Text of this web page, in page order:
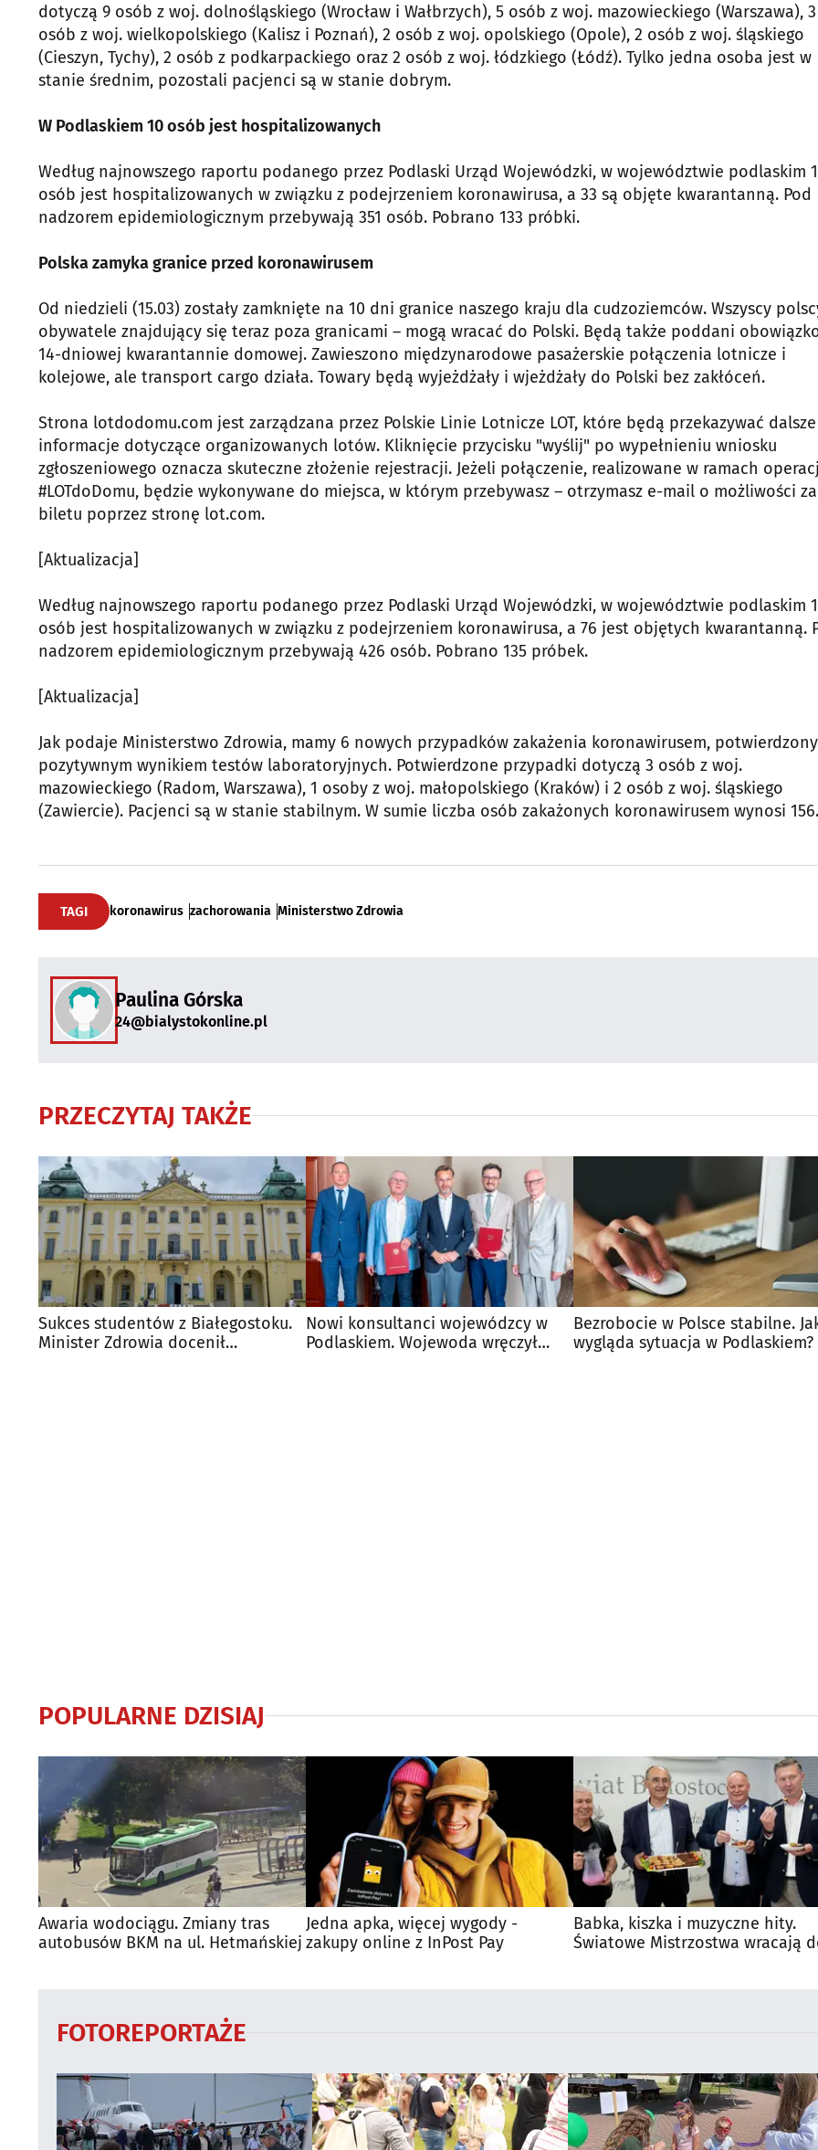
dotyczą 9 osób z woj. dolnośląskiego (Wrocław i Wałbrzych), 5 osób z woj. mazowieckiego (Warszawa), 3
osób z woj. wielkopolskiego (Kalisz i Poznań), 2 osób z woj. opolskiego (Opole), 2 osób z woj. śląskiego
(Cieszyn, Tychy), 2 osób z podkarpackiego oraz 2 osób z woj. łódzkiego (Łódź). Tylko jedna osoba jest w
stanie średnim, pozostali pacjenci są w stanie dobrym.
W Podlaskiem 10 osób jest hospitalizowanych
Według najnowszego raportu podanego przez Podlaski Urząd Wojewódzki, w województwie podlaskim
osób jest hospitalizowanych w związku z podejrzeniem koronawirusa, a 33 są objęte kwarantanną. Pod
nadzorem epidemiologicznym przebywają 351 osób. Pobrano 133 próbki.
Polska zamyka granice przed koronawirusem
Od niedzieli (15.03) zostały zamknięte na 10 dni granice naszego kraju dla cudzoziemców. Wszyscy
obywatele znajdujący się teraz poza granicami – mogą wracać do Polski. Będą także poddani
14-dniowej kwarantannie domowej. Zawieszono międzynarodowe pasażerskie połączenia lotnicze i
kolejowe, ale transport cargo działa. Towary będą wyjeżdżały i wjeżdżały do Polski bez zakłóceń.
Strona lotdodomu.com jest zarządzana przez Polskie Linie Lotnicze LOT, które będą przekazywać dalsze
informacje dotyczące organizowanych lotów. Kliknięcie przycisku "wyślij" po wypełnieniu wniosku
zgłoszeniowego oznacza skuteczne złożenie rejestracji. Jeżeli połączenie, realizowane w ramach
#LOTdoDomu, będzie wykonywane do miejsca, w którym przebywasz – otrzymasz e-mail o możliwości
biletu poprzez stronę lot.com.
[Aktualizacja]
Według najnowszego raportu podanego przez Podlaski Urząd Wojewódzki, w województwie podlaskim
osób jest hospitalizowanych w związku z podejrzeniem koronawirusa, a 76 jest objętych kwarantanną.
nadzorem epidemiologicznym przebywają 426 osób. Pobrano 135 próbek.
[Aktualizacja]
Jak podaje Ministerstwo Zdrowia, mamy 6 nowych przypadków zakażenia koronawirusem,
pozytywnym wynikiem testów laboratoryjnych. Potwierdzone przypadki dotyczą 3 osób z woj.
mazowieckiego (Radom, Warszawa), 1 osoby z woj. małopolskiego (Kraków) i 2 osób z woj. śląskiego
(Zawiercie). Pacjenci są w stanie stabilnym. W sumie liczba osób zakażonych koronawirusem wynosi 156.
TAGI koronawirus zachorowania Ministerstwo Zdrowia
Paulina Górska
24@bialystokonline.pl
PRZECZYTAJ TAKŻE
Sukces studentów z Białegostoku.
Minister Zdrowia docenił
Nowi konsultanci wojewódzcy w
Podlaskiem. Wojewoda wręczył
Bezrobocie w Polsce stabilne.
wygląda sytuacja w Podlaskiem?
POPULARNE DZISIAJ
Awaria wodociągu. Zmiany tras
autobusów BKM na ul. Hetmańskiej
Jedna apka, więcej wygody -
zakupy online z InPost Pay
Babka, kiszka i muzyczne hity.
Światowe Mistrzostwa wracają
FOTOREPORTAŻE